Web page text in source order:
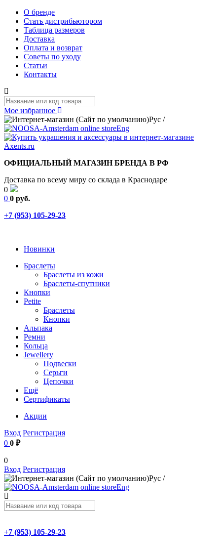
О бренде
Стать дистрибьютором
Таблица размеров
Доставка
Оплата и возврат
Советы по уходу
Статьи
Контакты
Мое избранное
Рус /
Eng
ОФИЦИАЛЬНЫЙ МАГАЗИН БРЕНДА В РФ
Доставка по всему миру со склада в Краснодаре
0
0 0 руб.
+7 (953) 105-29-23
Новинки
Браслеты
Браслеты из кожи
Браслеты-спутники
Кнопки
Petite
Браслеты
Кнопки
Альпака
Ремни
Кольца
Jewellery
Подвески
Серьги
Цепочки
Ещё
Сертификаты
Акции
Вход Регистрация
0 0 ₽
0
Вход Регистрация
Рус /
Eng
+7 (953) 105-29-23